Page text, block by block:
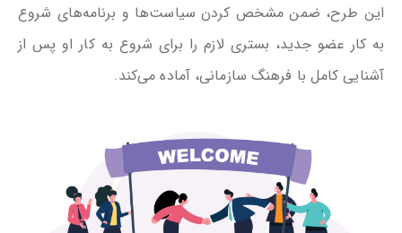
این طرح، ضمن مشخص کردن سیاست‌ها و برنامه‌های شروع
به کار عضو جدید، بستری لازم را برای شروع به کار او پس از
آشنایی کامل با فرهنگ سازمانی، آماده می‌کند.